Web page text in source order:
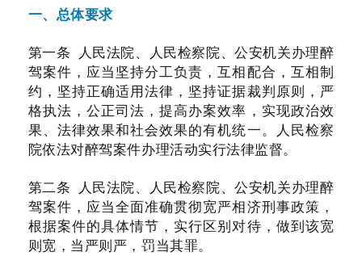
一、总体要求
第一条 人民法院、人民检察院、公安机关办理醉
驾案件，应当坚持分工负责，互相配合，互相制
约，坚持正确适用法律，坚持证据裁判原则，严
格执法，公正司法，提高办案效率，实现政治效
果、法律效果和社会效果的有机统一。人民检察
院依法对醉驾案件办理活动实行法律监督。
第二条 人民法院、人民检察院、公安机关办理醉
驾案件，应当全面准确贯彻宽严相济刑事政策，
根据案件的具体情节，实行区别对待，做到该宽
则宽，当严则严，罚当其罪。